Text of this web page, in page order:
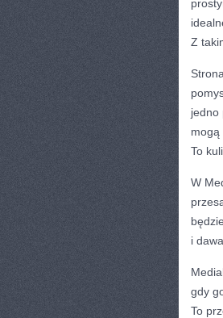
Z
jedno
mogą
To
W
i
gdy
To